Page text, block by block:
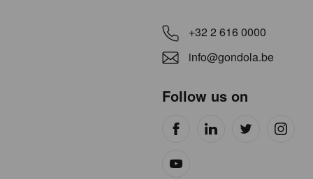
+32 2 616 0000
info@gondola.be
Follow us on